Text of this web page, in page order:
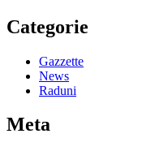
Categorie
Gazzette
News
Raduni
Meta